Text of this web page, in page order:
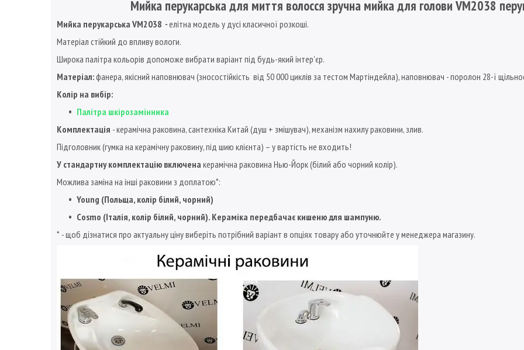
Мийка перукарська для миття волосся зручна мийка для голови VM2038
Мийка перукарська VM2038 -елітна модель у дусі класичної розкоші.
Матеріал стійкий до впливу вологи.
Широка палітра кольорів допоможе вибрати варіант під будь-який інтер'єр.
Матеріал:фанера, якісний наповнювач (зносостійкість від 50 000 циклів за тестом Мартіндейла), наповнювач - поролон 28-ї
Колір на вибір:
Палітра шкірозамінника
Комплектація - керамічна раковина, сантехніка Китай (душ + змішувач), механізм нахилу раковини, злив.
Підголовник (гумка на керамічну раковину, під шию клієнта) – у вартість не входить!
У стандартну комплектацію включена керамічна раковина Нью-Йорк (білий або чорний колір).
Можлива заміна на інші раковини з доплатою*:
Young (Польща, колір білий, чорний)
Cosmo (Італія, колір білий, чорний). Кераміка передбачає кишеню для шампуню.
* - щоб дізнатися про актуальну ціну виберіть потрібний варіант в опціях товару або уточнюйте у менеджера магазину.